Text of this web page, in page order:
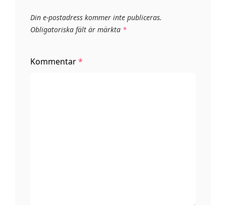
Din e-postadress kommer inte publiceras.
Obligatoriska fält är märkta *
Kommentar*